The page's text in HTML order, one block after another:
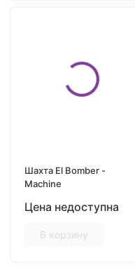
Шахта El Bomber -
Machine
Цена недоступна
В корзину